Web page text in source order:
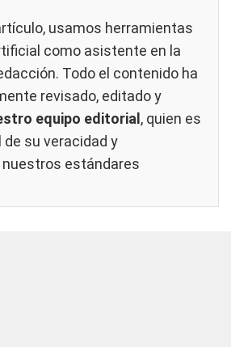
usamos herramientas
como asistente en la
Todo el contenido ha
revisado, editado y
equipo editorial , quien es
su veracidad y
estándares